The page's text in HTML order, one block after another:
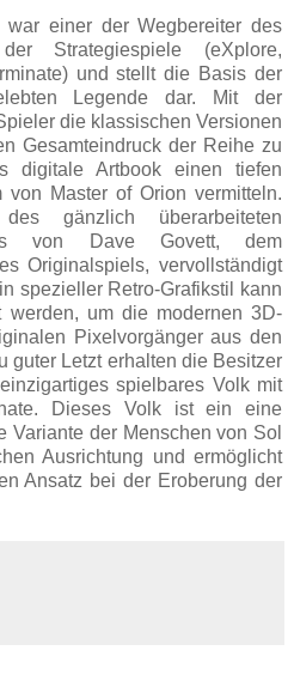
war einer der Wegbereiter des
Strategiespiele (eXplore,
und stellt die Basis der
Legende dar. Mit der
die klassischen Versionen
Gesamteindruck der Reihe zu
digitale Artbook einen tiefen
Master of Orion vermitteln.
gänzlich überarbeiteten
von Dave Govett, dem
Originalspiels, vervollständigt
spezieller Retro-Grafikstil kann
um die modernen 3D-
Pixelvorgänger aus den
guter Letzt erhalten die Besitzer
spielbares Volk mit
Dieses Volk ist ein eine
Variante der Menschen von Sol
Ausrichtung und ermöglicht
Ansatz bei der Eroberung der